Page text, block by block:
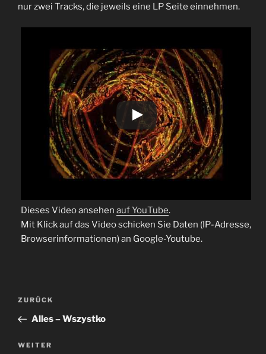
nur zwei Tracks, die jeweils eine LP Seite einnehmen.
Dieses Video ansehen auf YouTube.
Mit Klick auf das Video schicken Sie Daten (IP-Adresse,
Browserinformationen) an Google-Youtube.
Beitragsnavigation
Vorheriger
Beitrag
ZURÜCK
Alles – Wszystko
Nächster
WEITER